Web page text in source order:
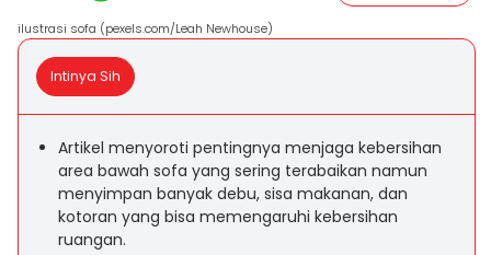
ilustrasi sofa (pexels.com/Leah Newhouse)
Intinya Sih
Artikel menyoroti pentingnya menjaga kebersihan
area bawah sofa yang sering terabaikan namun
menyimpan banyak debu, sisa makanan, dan
kotoran yang bisa memengaruhi kebersihan
ruangan.